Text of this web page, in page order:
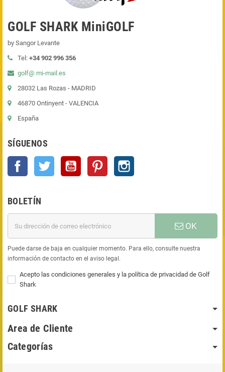
GOLF SHARK MiniGOLF
by Sangor Levante
Tel: +34 902 996 356
golf@ mi-mail.es
28032 Las Rozas - MADRID
46870 Ontinyent - VALENCIA
España
SÍGUENOS
Facebook Twitter YouTube Pinterest
BOLETÍN
OK
Puede darse de baja en cualquier momento. Para ello, consulte nuestra
información de contacto en el aviso legal.
Acepto las condiciones generales y la política de privacidad de Golf
Shark
GOLF SHARK
Area de Cliente
Categorías